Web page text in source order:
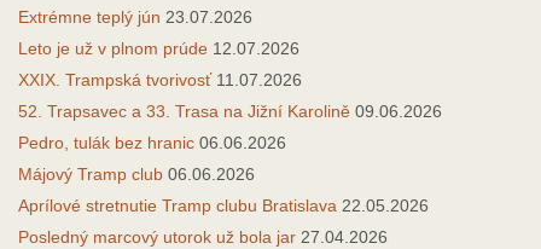
Extrémne teplý jún 23.07.2026
Leto je už v plnom prúde 12.07.2026
XXIX. Trampská tvorivosť 11.07.2026
52. Trapsavec a 33. Trasa na Jižní Karolině 09.06.2026
Pedro, tulák bez hranic 06.06.2026
Májový Tramp club 06.06.2026
Aprílové stretnutie Tramp clubu Bratislava 22.05.2026
Posledný marcový utorok už bola jar 27.04.2026